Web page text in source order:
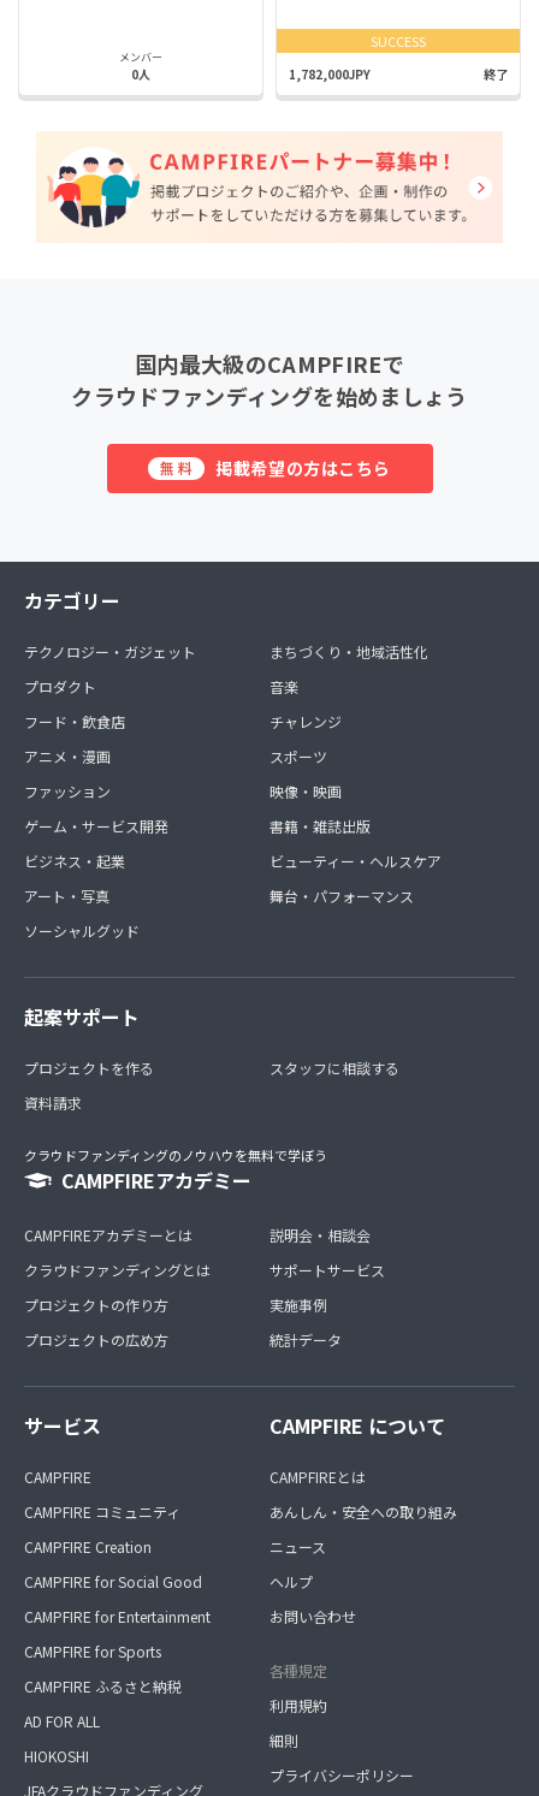
メンバー
0人
SUCCESS
1,782,000JPY 終了
国内最大級のCAMPFIREで
クラウドファンディングを始めましょう
無料 掲載希望の方はこちら
カテゴリー
テクノロジー・ガジェット
プロダクト
フード・飲食店
アニメ・漫画
ファッション
ゲーム・サービス開発
ビジネス・起業
アート・写真
ソーシャルグッド
まちづくり・地域活性化
音楽
チャレンジ
スポーツ
映像・映画
書籍・雑誌出版
ビューティー・ヘルスケア
舞台・パフォーマンス
起案サポート
プロジェクトを作る
資料請求
スタッフに相談する
クラウドファンディングのノウハウを無料で学ぼう
CAMPFIREアカデミー
CAMPFIREアカデミーとは
クラウドファンディングとは
プロジェクトの作り方
プロジェクトの広め方
説明会・相談会
サポートサービス
実施事例
統計データ
サービス
CAMPFIRE
CAMPFIRE コミュニティ
CAMPFIRE Creation
CAMPFIRE for Social Good
CAMPFIRE for Entertainment
CAMPFIRE for Sports
CAMPFIRE ふるさと納税
AD FOR ALL
HIOKOSHI
JFAクラウドファンディング
CAMPFIRE について
CAMPFIREとは
あんしん・安全への取り組み
ニュース
ヘルプ
お問い合わせ
各種規定
利用規約
細則
プライバシーポリシー